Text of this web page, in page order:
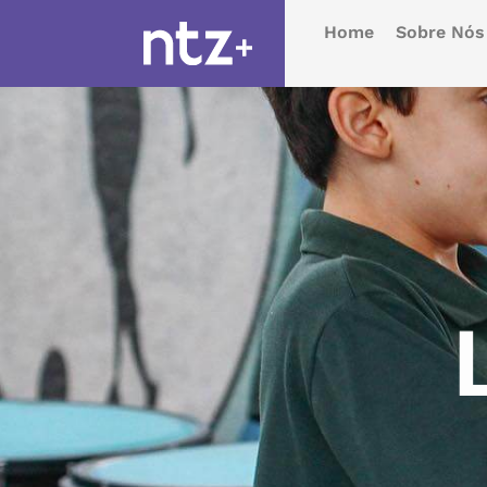
Home Sobre Nós